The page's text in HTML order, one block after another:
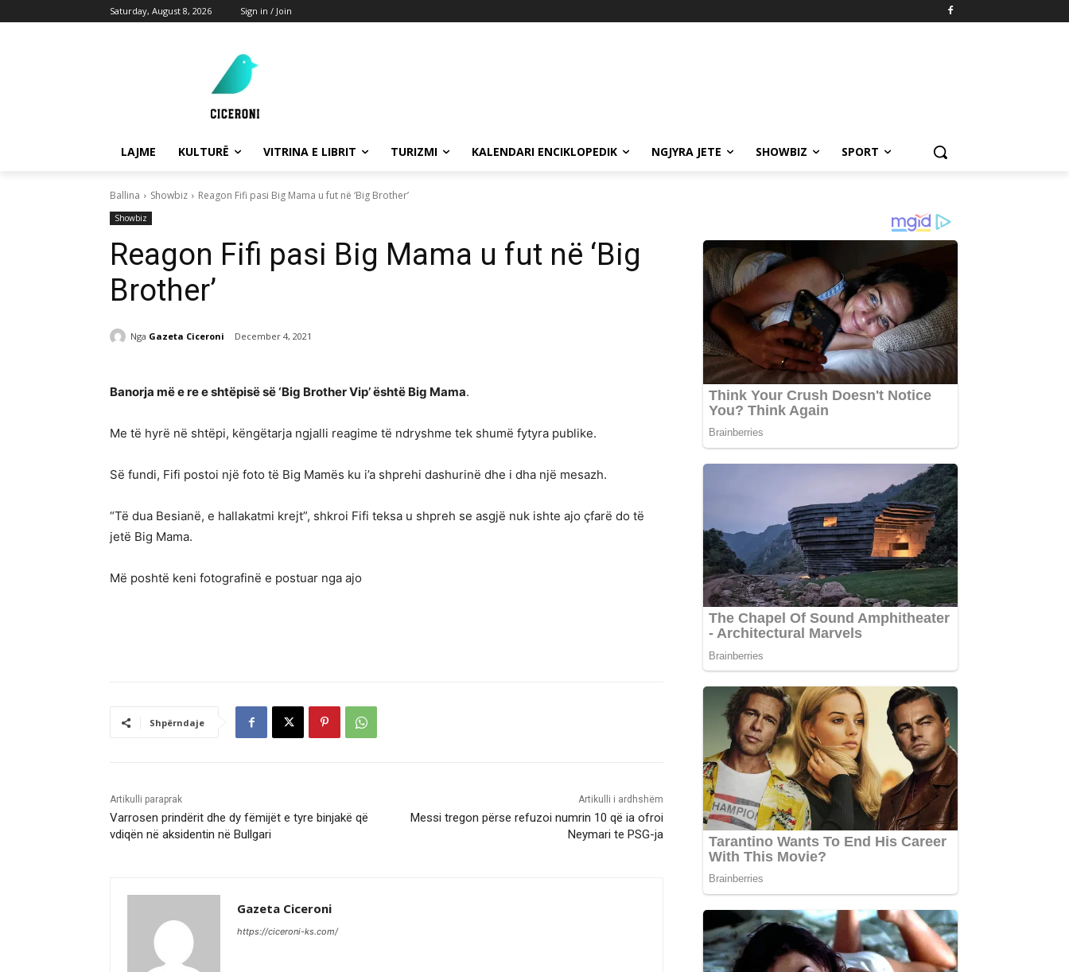
Saturday, August 8, 2026 Sign in / Join
LAJME KULTURË VITRINA E LIBRIT TURIZMI KALENDARI ENCIKLOPEDIK NGJYRA JETE SHOWBIZ SPORT
Ballina Showbiz Reagon Fifi pasi Big Mama u fut në ‘Big Brother’
Showbiz
Reagon Fifi pasi Big Mama u fut në ‘Big
Brother’
Nga Gazeta Ciceroni December 4, 2021
Banorja më e re e shtëpisë së ‘Big Brother Vip’ është Big Mama.
Me të hyrë në shtëpi, këngëtarja ngjalli reagime të ndryshme tek shumë fytyra publike.
Së fundi, Fifi postoi një foto të Big Mamës ku i’a shprehi dashurinë dhe i dha një mesazh.
“Të dua Besianë, e hallakatmi krejt”, shkroi Fifi teksa u shpreh se asgjë nuk ishte ajo çfarë do të
jetë Big Mama.
Më poshtë keni fotografinë e postuar nga ajo
Shpërndaje
Artikulli paraprak
Varrosen prindërit dhe dy fëmijët e tyre binjakë që
vdiqën në aksidentin në Bullgari
Artikulli i ardhshëm
Messi tregon përse refuzoi numrin 10 që ia ofroi
Neymari te PSG-ja
Gazeta Ciceroni
https://ciceroni-ks.com/